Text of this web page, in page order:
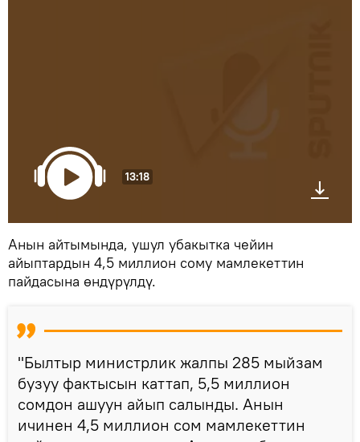
13:18
Анын айтымында, ушул убакытка чейин
айыптардын 4,5 миллион сому мамлекеттин
пайдасына өндүрүлдү.
"Былтыр министрлик жалпы 285 мыйзам
бузуу фактысын каттап, 5,5 миллион
сомдон ашуун айып салынды. Анын
ичинен 4,5 миллион сом мамлекеттин